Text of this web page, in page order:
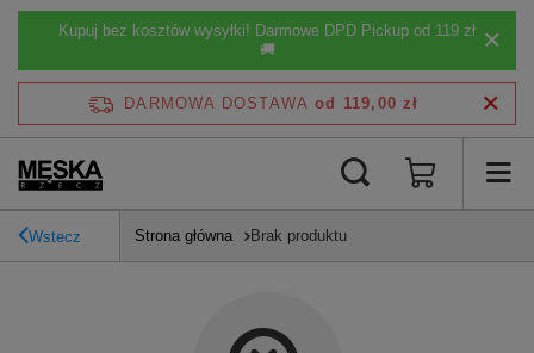
Kupuj bez kosztów wysyłki! Darmowe DPD Pickup od 119 zł
🚚
DARMOWA DOSTAWA od 119,00 zł
Wstecz Strona główna Brak produktu